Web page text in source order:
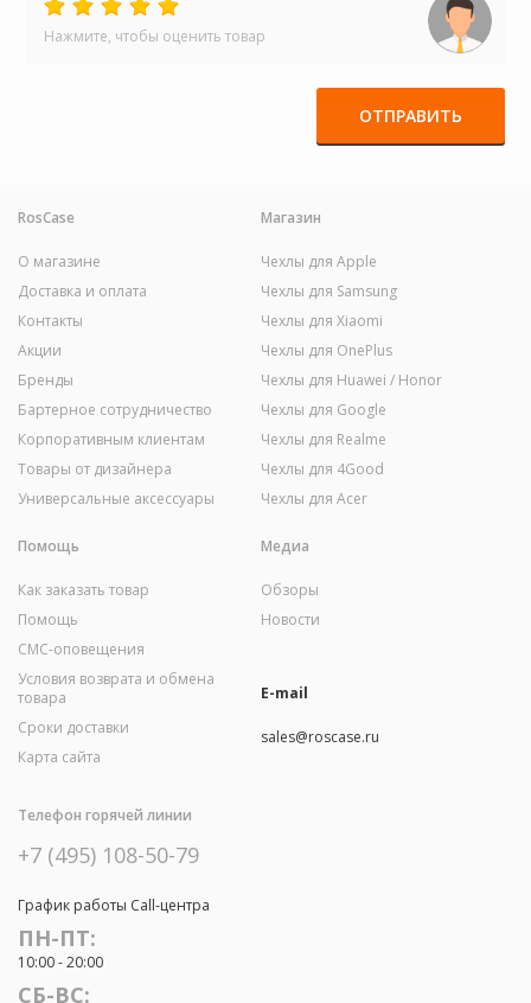
Нажмите, чтобы оценить товар
ОТПРАВИТЬ
RosCase
О магазине
Доставка и оплата
Контакты
Акции
Бренды
Бартерное сотрудничество
Корпоративным клиентам
Товары от дизайнера
Универсальные аксессуары
Магазин
Чехлы для Apple
Чехлы для Samsung
Чехлы для Xiaomi
Чехлы для OnePlus
Чехлы для Huawei / Honor
Чехлы для Google
Чехлы для Realme
Чехлы для 4Good
Чехлы для Acer
Помощь
Как заказать товар
Помощь
СМС-оповещения
Условия возврата и обмена
товара
Сроки доставки
Карта сайта
Медиа
Обзоры
Новости
E-mail
sales@roscase.ru
Телефон горячей линии
+7 (495) 108-50-79
График работы Call-центра
ПН-ПТ:
10:00 - 20:00
СБ-ВС: